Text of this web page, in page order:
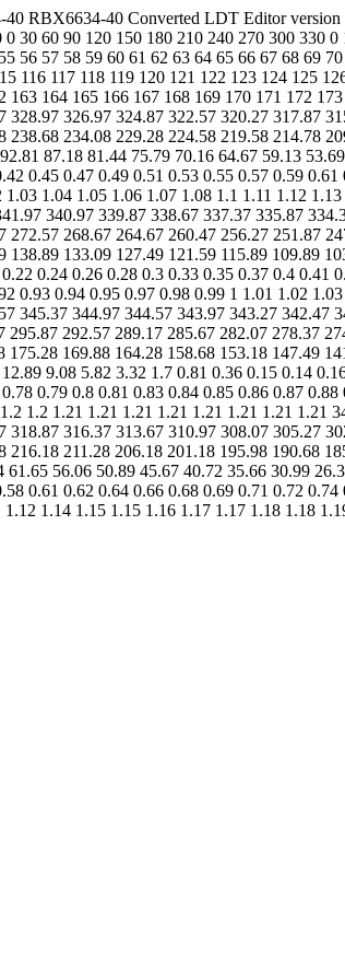
RBX6634-40 Converted LDT Editor
60 90 120 150 180 210 240 270 300 330
56 57 58 59 60 61 62 63 64 65 66 67 68 69
116 117 118 119 120 121 122 123 124 125
164 165 166 167 168 169 170 171 172
326.97 324.87 322.57 320.27 317.87
234.08 229.28 224.58 219.58 214.78
87.18 81.44 75.79 70.16 64.67 59.13
0.45 0.47 0.49 0.51 0.53 0.55 0.57 0.59
1.04 1.05 1.06 1.07 1.08 1.1 1.11 1.12
340.97 339.87 338.67 337.37 335.87
268.67 264.67 260.47 256.27 251.87
133.09 127.49 121.59 115.89 109.89
0.24 0.26 0.28 0.3 0.33 0.35 0.37 0.4 0.41
0.94 0.95 0.97 0.98 0.99 1 1.01 1.02
345.37 344.97 344.57 343.97 343.27 342.47
292.57 289.17 285.67 282.07 278.37
169.88 164.28 158.68 153.18 147.49
9.08 5.82 3.32 1.7 0.81 0.36 0.15 0.14
0.79 0.8 0.81 0.83 0.84 0.85 0.86 0.87
1.2 1.21 1.21 1.21 1.21 1.21 1.21 1.21 1.21
316.37 313.67 310.97 308.07 305.27
211.28 206.18 201.18 195.98 190.68
56.06 50.89 45.67 40.72 35.66 30.99
0.61 0.62 0.64 0.66 0.68 0.69 0.71 0.72
1.14 1.15 1.15 1.16 1.17 1.17 1.18 1.18